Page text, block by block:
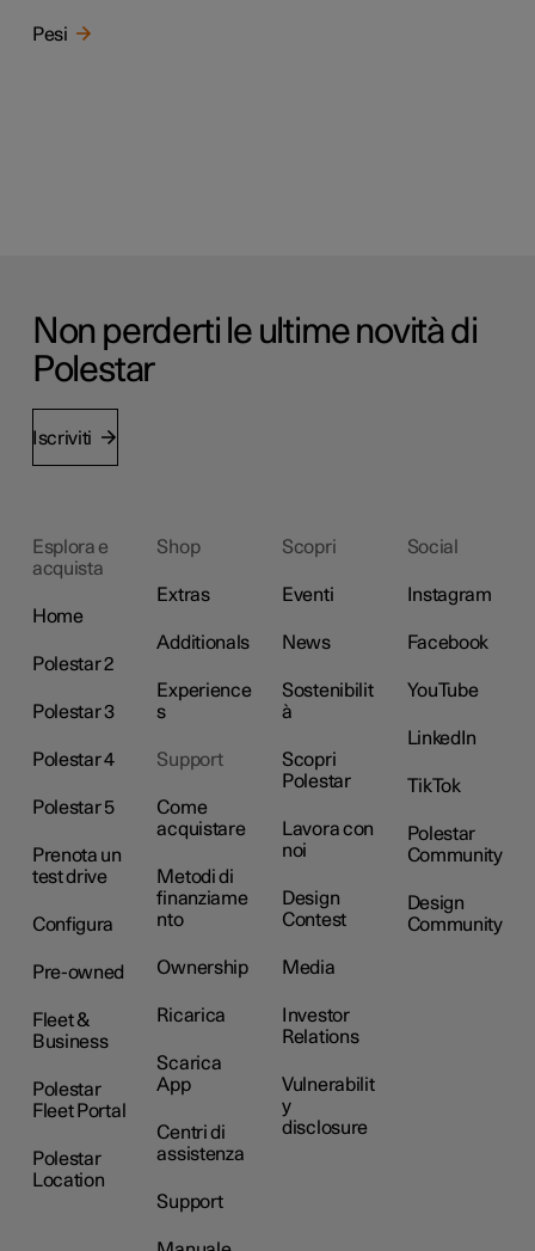
Pesi
Non perderti le ultime novità di
Polestar
Iscriviti
Esplora e
acquista
Home
Polestar 2
Polestar 3
Polestar 4
Polestar 5
Prenota un
test drive
Configura
Pre-owned
Fleet &
Business
Polestar
Fleet Portal
Polestar
Location
Shop
Extras
Additionals
Experience
s
Support
Come
acquistare
Metodi di
finanziame
nto
Ownership
Ricarica
Scarica
App
Centri di
assistenza
Support
Scopri
Eventi
News
Sostenibilit
à
Scopri
Polestar
Lavora con
noi
Design
Contest
Media
Investor
Relations
Vulnerabilit
y
disclosure
Social
Instagram
Facebook
YouTube
LinkedIn
TikTok
Polestar
Community
Design
Community